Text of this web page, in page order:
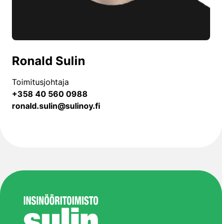
Ronald Sulin
Toimitusjohtaja
+358 40 560 0988
ronald.sulin@sulinoy.fi